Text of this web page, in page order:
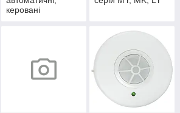
керовані